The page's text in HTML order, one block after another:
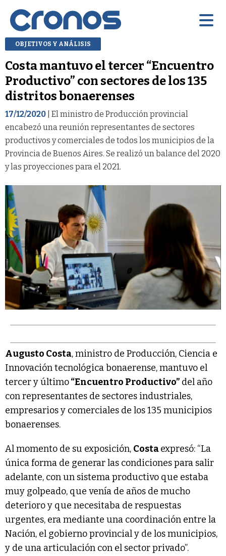
OBJETIVOS Y ANÁLISIS
Costa mantuvo el tercer “Encuentro
Productivo” con sectores de los 135
distritos bonaerenses
17/12/2020 | El ministro de Producción provincial
encabezó una reunión representantes de sectores
productivos y comerciales de todos los municipios de la
Provincia de Buenos Aires. Se realizó un balance del 2020
y las proyecciones para el 2021.
Augusto Costa, ministro de Producción, Ciencia e
Innovación tecnológica bonaerense, mantuvo el
tercer y último“Encuentro Productivo” del año
con representantes de sectores industriales,
empresarios y comerciales de los 135 municipios
bonaerenses.
Al momento de su exposición, Costaexpresó: “La
única forma de generar las condiciones para salir
adelante, con un sistema productivo que estaba
muy golpeado, que venía de años de mucho
deterioro y que necesitaba de respuestas
urgentes, era mediante una coordinación entre la
Nación, el gobierno provincial y de los municipios,
y de una articulación con el sector privado”.